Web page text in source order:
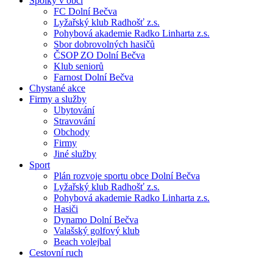
FC Dolní Bečva
Lyžařský klub Radhošť z.s.
Pohybová akademie Radko Linharta z.s.
Sbor dobrovolných hasičů
ČSOP ZO Dolní Bečva
Klub seniorů
Farnost Dolní Bečva
Chystané akce
Firmy a služby
Ubytování
Stravování
Obchody
Firmy
Jiné služby
Sport
Plán rozvoje sportu obce Dolní Bečva
Lyžařský klub Radhošť z.s.
Pohybová akademie Radko Linharta z.s.
Hasiči
Dynamo Dolní Bečva
Valašský golfový klub
Beach volejbal
Cestovní ruch